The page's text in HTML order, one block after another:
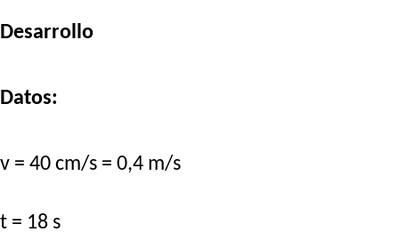
Desarrollo
Datos:
v = 40 cm/s = 0,4 m/s
t = 18 s